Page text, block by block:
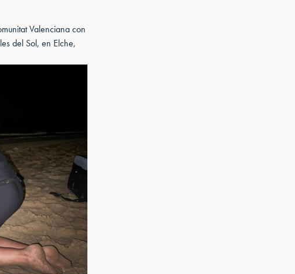
Valenciana con
del Sol, en Elche,